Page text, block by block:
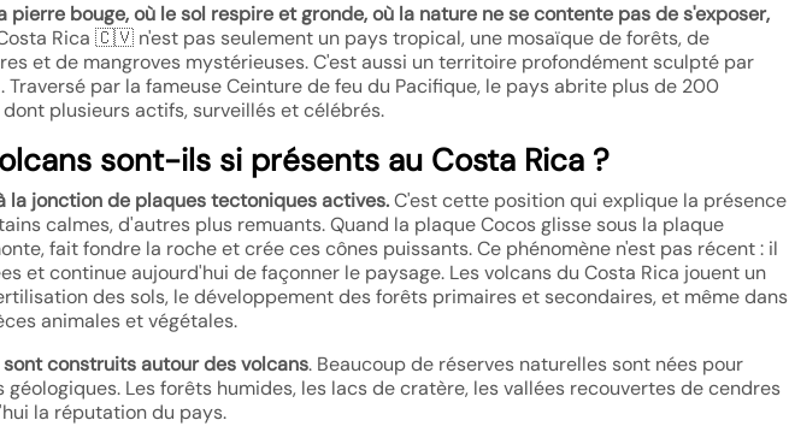
pierre bouge, où le sol respire et gronde, où la nature ne se contente pas de s'exposer,
Rica 🇨🇻 n'est pas seulement un pays tropical, une mosaïque de forêts, de
et de mangroves mystérieuses. C'est aussi un territoire profondément sculpté par
. Traversé par la fameuse Ceinture de feu du Pacifique, le pays abrite plus de 200
plusieurs actifs, surveillés et célébrés.
sont-ils si présents au Costa Rica ?
la jonction de plaques tectoniques actives.C'est cette position qui explique la présence
calmes, d'autres plus remuants. Quand la plaque Cocos glisse sous la plaque
fait fondre la roche et crée ces cônes puissants. Ce phénomène n'est pas récent : il
et continue aujourd'hui de façonner le paysage. Les volcans du Costa Rica jouent un
des sols, le développement des forêts primaires et secondaires, et même dans
animales et végétales.
construits autour des volcans. Beaucoup de réserves naturelles sont nées pour
Les forêts humides, les lacs de cratère, les vallées recouvertes de cendres
la réputation du pays.